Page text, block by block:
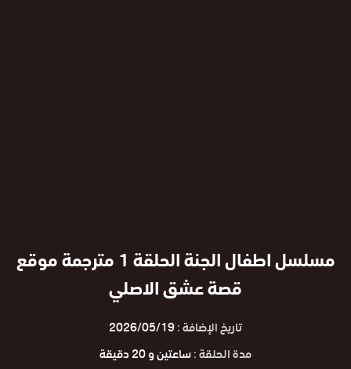
مسلسل اطفال الجنة الحلقة 1 مترجمة موقع
قصة عشق الاصلي
تاريخ الإضافة :2026/05/19
مدة الحلقة :ساعتين و 20 دقيقة